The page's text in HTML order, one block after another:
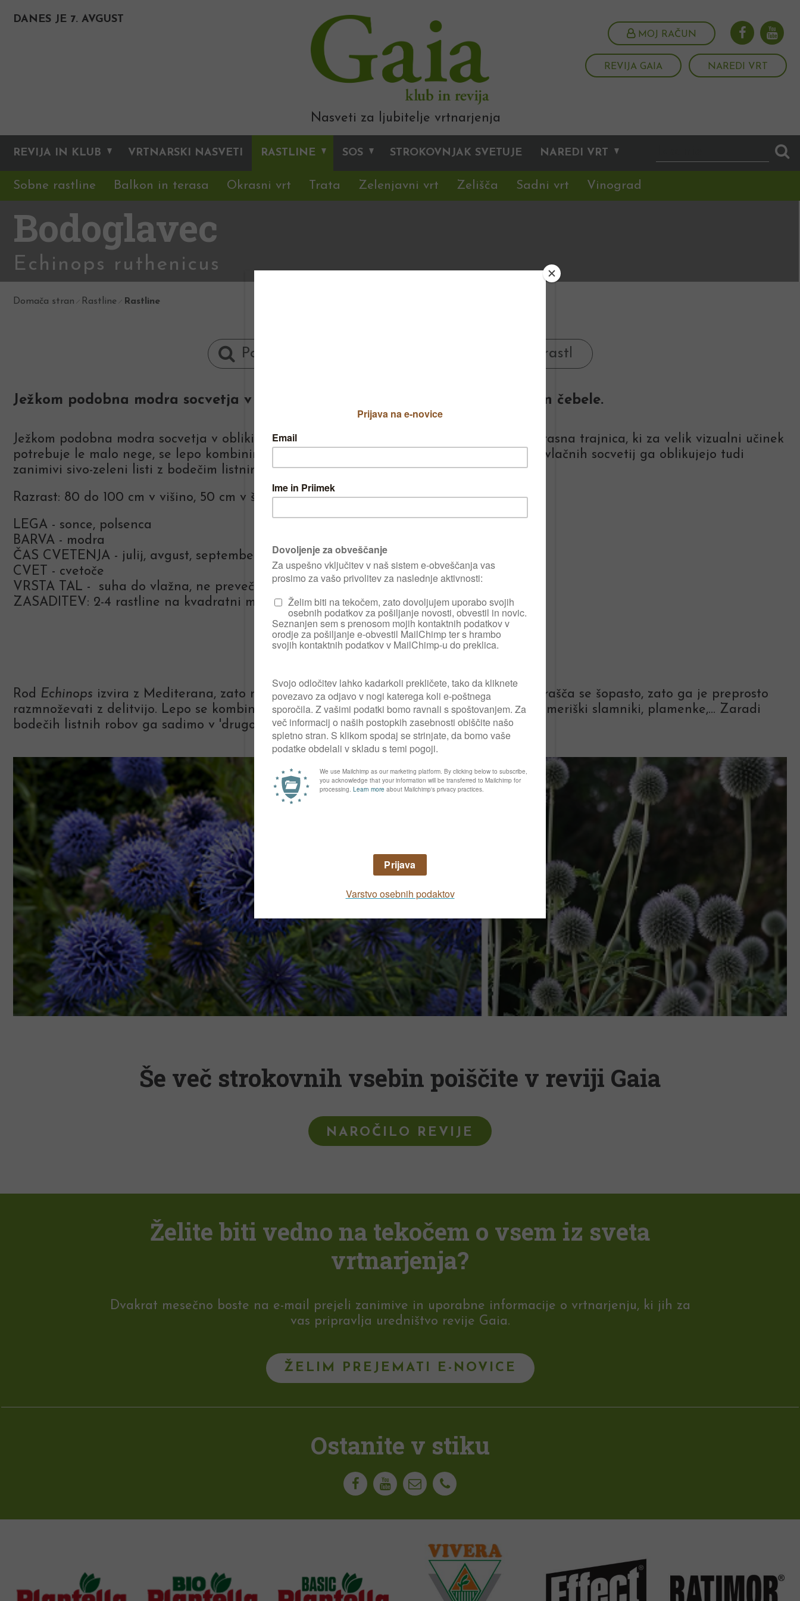
DANES JE 7. AVGUST
MOJ RAČUN
REVIJA GAIA NAREDI VRT
Nasveti za ljubitelje vrtnarjenja
REVIJA IN KLUB VRTNARSKI NASVETI RASTLINE SOS STROKOVNJAK SVETUJE NAREDI VRT
Sobne rastline Balkon in terasa Okrasni vrt Trata Zelenjavni vrt Zelišča Sadni vrt Vinograd
Bodoglavec
Echinops ruthenicus
Domača stran Rastline Rastline
Ježkom podobna modra socvetja v obliki krogle so v vrtu prava paša za oči in čebele.
Ježkom podobna modra socvetja v obliki krogle so v vrtu prava paša za oči in čebele. Okrasna trajnica, ki za velik vizualni učinek
potrebuje le malo nege, se lepo kombinira v mešanih zasaditvah trajnic in trav. Poleg privlačnih socvetij ga oblikujejo tudi
zanimivi sivo-zeleni listi z bodečim listnim robom.
Razrast: 80 do 100 cm v višino, 50 cm v širino
LEGA - sonce, polsenca
BARVA - modra
ČAS CVETENJA - julij, avgust, september
CVET - cvetoče
VRSTA TAL - suha do vlažna, ne preveč bogata tla, ki so dobro odcedna
ZASADITEV: 2-4 rastline na kvadratni meter
Nega in razmoževanje
Rod Echinops izvira z Mediterana, zato mu prijajo sončna in dobro odcedna rastišča. Razrašča se šopasto, zato ga je preprosto
razmnoževati z delitvijo. Lepo se kombinira z drugimi poleti cvetočimi trajnicami, kot so ameriški slamniki, plamenke,… Zaradi
bodečih listnih robov ga sadimo v 'drugo' vrsto.
Še več strokovnih vsebin poiščite v reviji Gaia
NAROČILO REVIJE
Želite biti vedno na tekočem o vsem iz sveta
vrtnarjenja?
Dvakrat mesečno boste na e-mail prejeli zanimive in uporabne informacije o vrtnarjenju, ki jih za
vas pripravlja uredništvo revije Gaia.
ŽELIM PREJEMATI E-NOVICE
Ostanite v stiku